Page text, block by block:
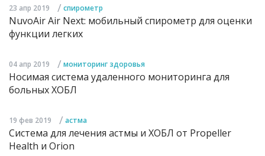
23 апр 2019 / спирометр
NuvoAir Air Next: мобильный спирометр для оценки
функции легких
04 апр 2019 / мониторинг здоровья
Носимая система удаленного мониторинга для
больных ХОБЛ
19 фев 2019 / астма
Система для лечения астмы и ХОБЛ от Propeller
Health и Orion